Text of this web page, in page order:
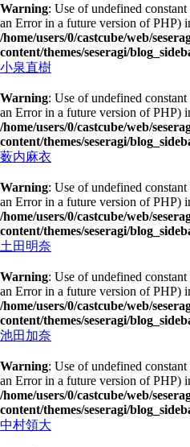
Warning: Use of undefined
an Error in a future version of PHP)
/home/users/0/castcube/web/
content/themes/seseragi/
小泉直樹
Warning: Use of undefined
an Error in a future version of PHP)
/home/users/0/castcube/web/
content/themes/seseragi/
薮内麻衣
Warning: Use of undefined
an Error in a future version of PHP)
/home/users/0/castcube/web/
content/themes/seseragi/
土田明奈
Warning: Use of undefined
an Error in a future version of PHP)
/home/users/0/castcube/web/
content/themes/seseragi/
池田加奈
Warning: Use of undefined
an Error in a future version of PHP)
/home/users/0/castcube/web/
content/themes/seseragi/
中村領大